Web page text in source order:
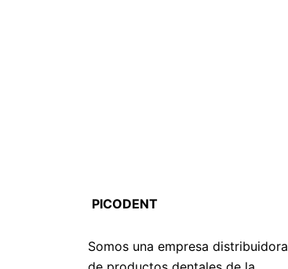
PICODENT
Somos una empresa distribuidora